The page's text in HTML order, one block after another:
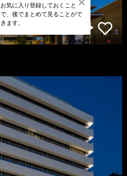
お気に入り登録しておくこと
で、後でまとめて見ることがで
きます。